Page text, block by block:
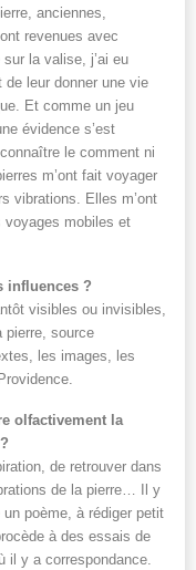
anciennes,
revenues avec
la valise, j’ai eu
de leur donner une vie
Et comme un jeu
évidence s’est
le comment ni
m’ont fait voyager
vibrations. Elles m’ont
voyages mobiles et
influences ?
visibles ou invisibles,
pierre, source
les images, les
olfactivement la
de retrouver dans
de la pierre… Il y
poème, à rédiger petit
à des essais de
il y a correspondance.